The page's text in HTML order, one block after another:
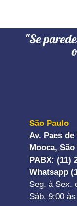
"Se
São Paulo
Av. Paes
Mooca,
PABX: (11)
Whatsapp
Seg. à Sex.
Sáb. 9:00